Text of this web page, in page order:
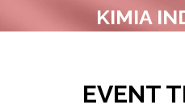
KIMIA
EVENT